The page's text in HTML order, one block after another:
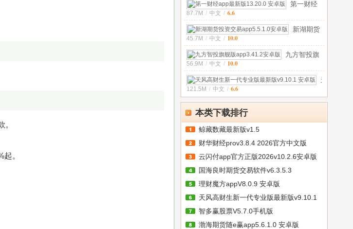
第一财经
安卓
87.7M / 中文 / 6.6
新湖期货
安
45.7M / 中文 / 10.0
九方智投旗
app3.41.2
安卓版
56.9M / 中文 / 10.0
天
高
121.5M / 中文 / 6.6
本类下载排行
鲸藏数藏最新版v1.5
财华财经prov3.8.4 2026官方中文版
云闪付app官方正版2026v10.2.6安卓版
国海良时期货交易软件v6.3.5.3
理财魔方appV8.0.9 安卓版
天风高财生新一代专业版最新版v9.10.1
智多赢股票V5.7.0手机版
渤海期货随e赢app5.6.1.0 安卓版
。